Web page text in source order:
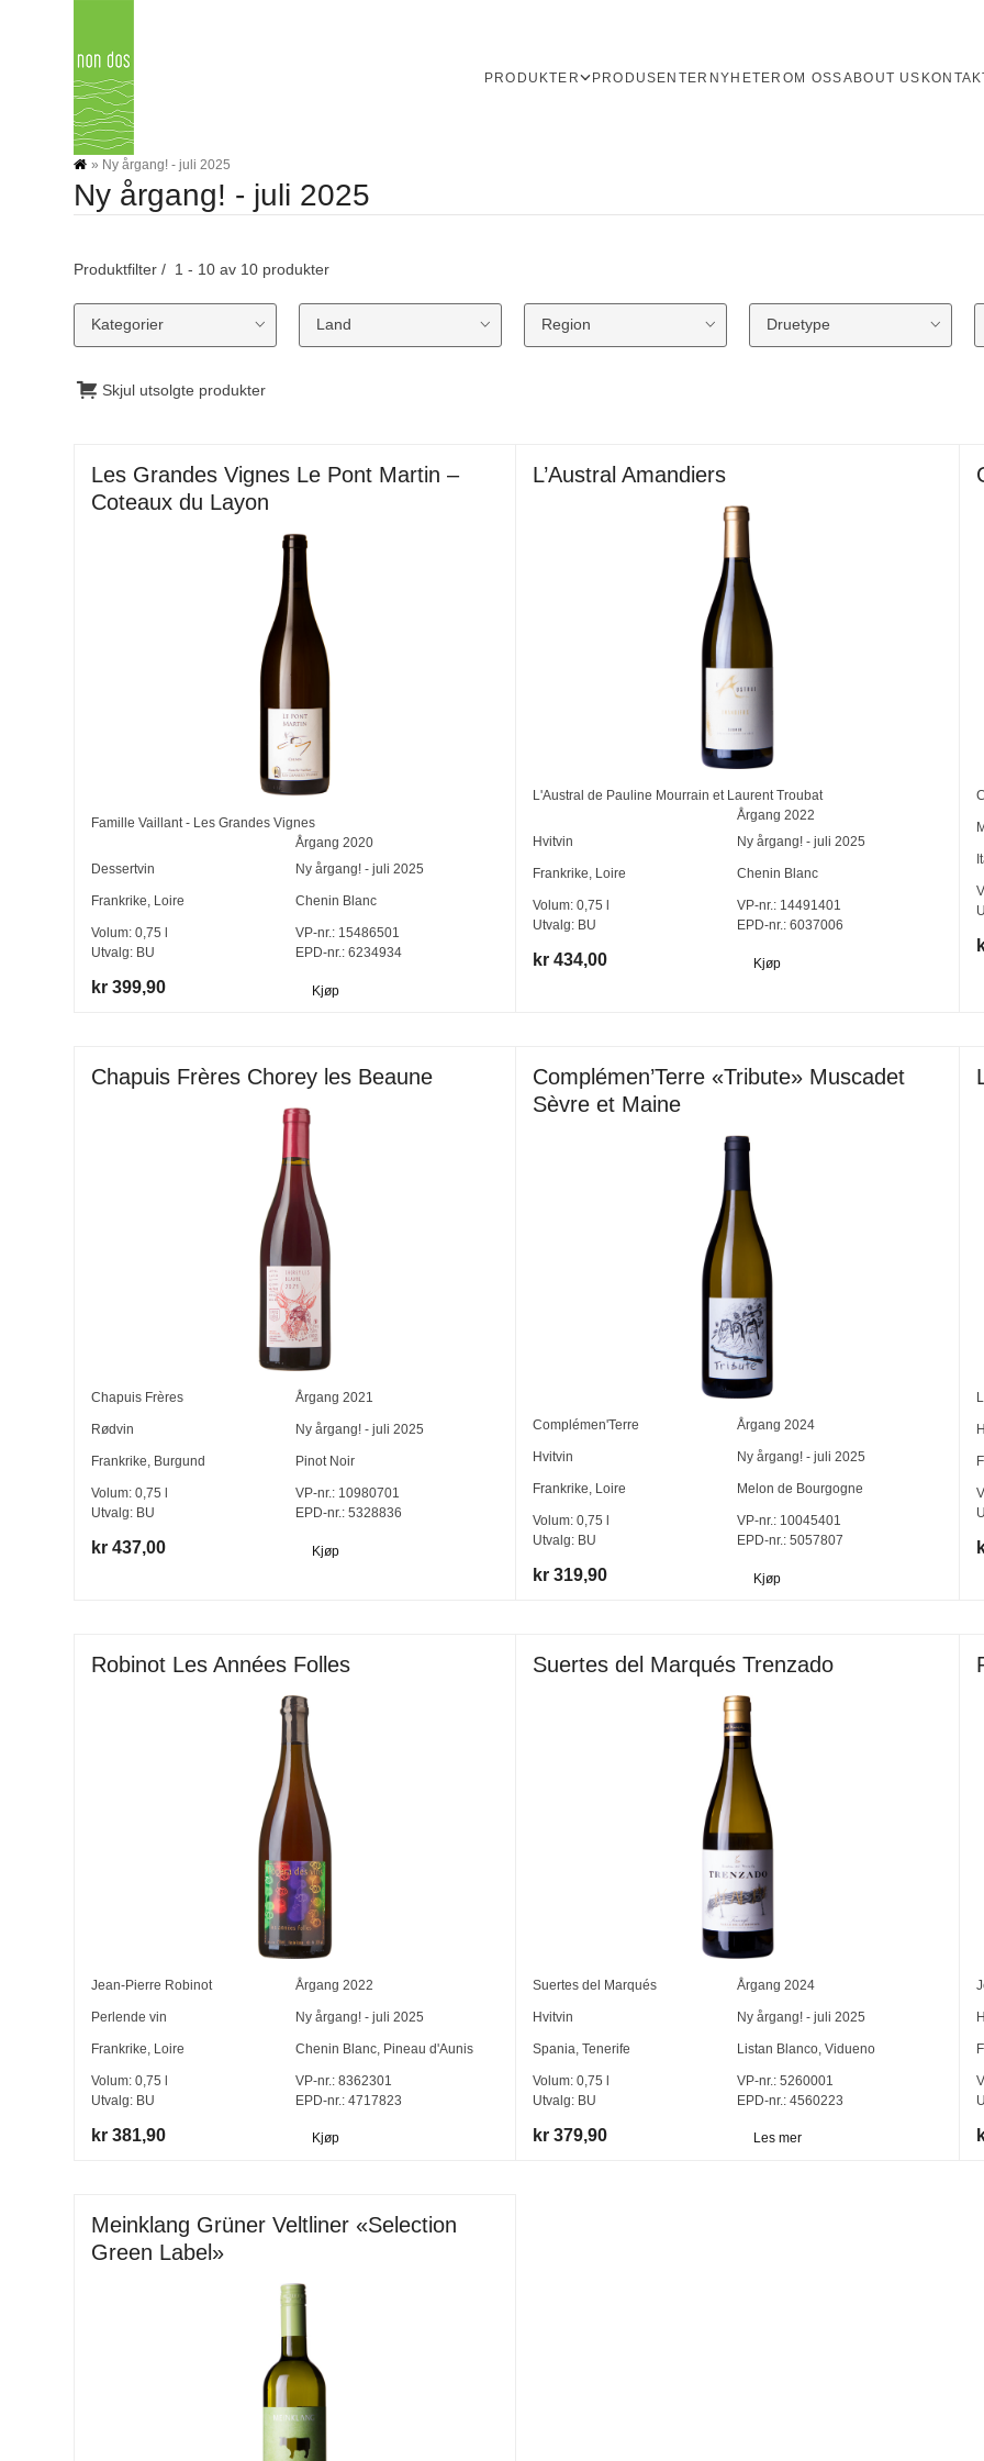
PRODUKTER PRODUSENTER NYHETER OM OSSABOUT US
» Ny årgang! - juli 2025
Ny årgang! - juli 2025
Produktfilter 1 - 10 av 10 produkter
Kategorier Land Region Druetype
Skjul utsolgte produkter
Les Grandes Vignes Le Pont Martin –
Coteaux du Layon
Famille Vaillant - Les Grandes Vignes
Årgang 2020
Dessertvin
Ny årgang! - juli 2025
Frankrike, Loire Chenin Blanc
Volum:0,75
Utvalg: BU
VP-nr.:15486501
EPD-nr.: 6234934
kr 399,90 Kjøp
L’Austral Amandiers
L'Austral de Pauline Mourrain et Laurent Troubat
Årgang2022
Hvitvin
Ny årgang! - juli 2025
Frankrike, Loire Chenin Blanc
Volum:0,75
Utvalg: BU
VP-nr.: 14491401
EPD-nr.: 6037006
kr 434,00 Kjøp
Chapuis Frères Chorey les Beaune
Chapuis Frères Årgang 2021
Rødvin Ny årgang! - juli 2025
Frankrike, Burgund Pinot Noir
Volum:0,75
Utvalg: BU
VP-nr.:10980701
EPD-nr.: 5328836
kr 437,00 Kjøp
Complémen’Terre «Tribute» Muscadet
Sèvre et Maine
Complémen'Terre Årgang2024
Hvitvin Ny årgang! - juli 2025
Frankrike, Loire Melon de Bourgogne
Volum:0,75
Utvalg: BU
VP-nr.: 10045401
EPD-nr.: 5057807
kr 319,90 Kjøp
Robinot Les Années Folles
Jean-Pierre Robinot Årgang 2022
Perlende vin Ny årgang! - juli 2025
Frankrike, Loire Chenin Blanc, Pineau d'Aunis
Volum:0,75
Utvalg: BU
VP-nr.:8362301
EPD-nr.: 4717823
kr 381,90 Kjøp
Suertes del Marqués Trenzado
Suertes del Marqués Årgang2024
Hvitvin Ny årgang! - juli 2025
Spania,Tenerife Listan Blanco,Vidueno
Volum:0,75
Utvalg: BU
VP-nr.: 5260001
EPD-nr.: 4560223
kr 379,90 Les mer
Meinklang Grüner Veltliner «Selection
Green Label»